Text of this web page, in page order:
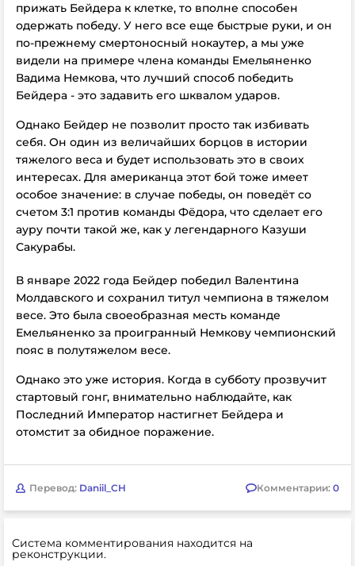
прижать Бейдера к клетке, то вполне способен
одержать победу. У него все еще быстрые руки, и он
по-прежнему смертоносный нокаутер, а мы уже
видели на примере члена команды Емельяненко
Вадима Немкова, что лучший способ победить
Бейдера - это задавить его шквалом ударов.
Однако Бейдер не позволит просто так избивать
себя. Он один из величайших борцов в истории
тяжелого веса и будет использовать это в своих
интересах. Для американца этот бой тоже имеет
особое значение: в случае победы, он поведёт со
счетом 3:1 против команды Фёдора, что сделает его
ауру почти такой же, как у легендарного Казуши
Сакурабы.
В январе 2022 года Бейдер победил Валентина
Молдавского и сохранил титул чемпиона в тяжелом
весе. Это была своеобразная месть команде
Емельяненко за проигранный Немкову чемпионский
пояс в полутяжелом весе.
Однако это уже история. Когда в субботу прозвучит
стартовый гонг, внимательно наблюдайте, как
Последний Император настигнет Бейдера и
отомстит за обидное поражение.
Перевод: Daniil_CH Комментарии: 0
Система комментирования находится на
реконструкции.